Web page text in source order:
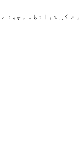
کی شرائط